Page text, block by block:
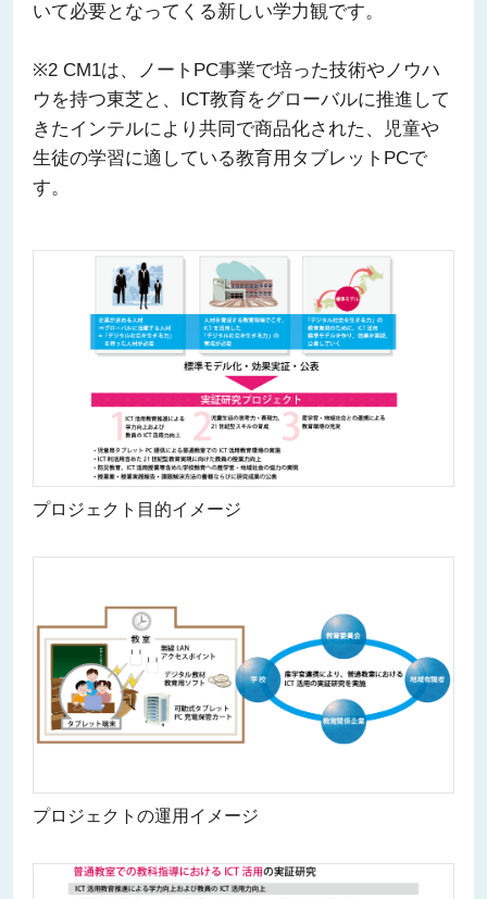
いて必要となってくる新しい学力観です。
※2 CM1は、ノートPC事業で培った技術やノウハ
ウを持つ東芝と、ICT教育をグローバルに推進して
きたインテルにより共同で商品化された、児童や
生徒の学習に適している教育用タブレットPCで
す。
プロジェクト目的イメージ
プロジェクトの運用イメージ